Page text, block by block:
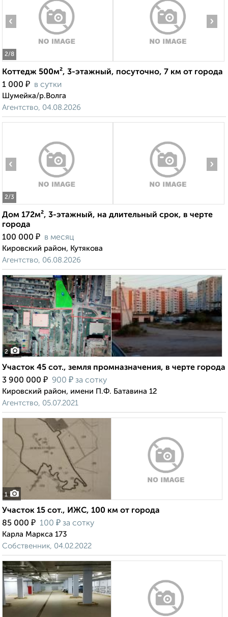
2/8
‹ ›
Коттедж 500м², 3-этажный, посуточно, 7 км от города
1 000 ₽ в сутки
Шумейка/р.Волга
Агентство, 04.08.2026
2/3
‹ ›
Дом 172м², 3-этажный, на длительный срок, в черте
города
100 000 ₽ в месяц
Кировский район, Кутякова
Агентство, 06.08.2026
2
Участок 45 сот., земля промназначения, в черте города
3 900 000 ₽ 900 ₽ за сотку
Кировский район, имени П.Ф. Батавина 12
Агентство, 05.07.2021
1
Участок 15 сот., ИЖС, 100 км от города
85 000 ₽ 100 ₽ за сотку
Карла Маркса 173
Собственник, 04.02.2022